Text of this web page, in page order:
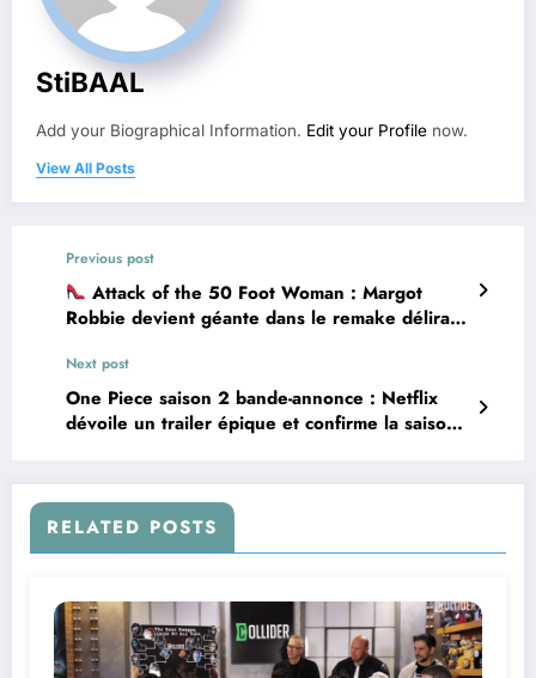
StiBAAL
Add your Biographical Information. Edit your Profile now.
View All Posts
Previous post
Attack of the 50 Foot Woman : Margot
Robbie devient géante dans le remake délirant
Next post
One Piece saison 2 bande-annonce : Netflix
dévoile un trailer épique et confirme la saison
RELATED POSTS